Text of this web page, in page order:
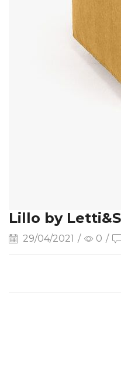
Lillo by
29/04/2021 / 0 /